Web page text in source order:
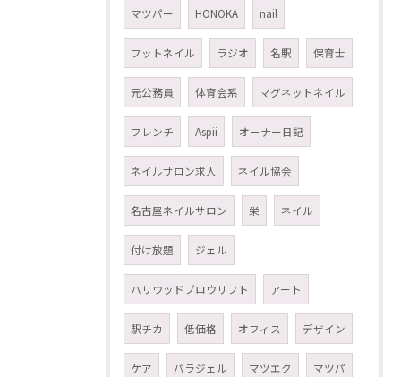
マツパー HONOKA nail
フットネイル ラジオ 名駅 保育士
元公務員 体育会系 マグネットネイル
フレンチ Aspii オーナー日記
ネイルサロン求人 ネイル協会
名古屋ネイルサロン 栄 ネイル
付け放題 ジェル
ハリウッドブロウリフト アート
駅チカ 低価格 オフィス デザイン
ケア パラジェル マツエク マツパ